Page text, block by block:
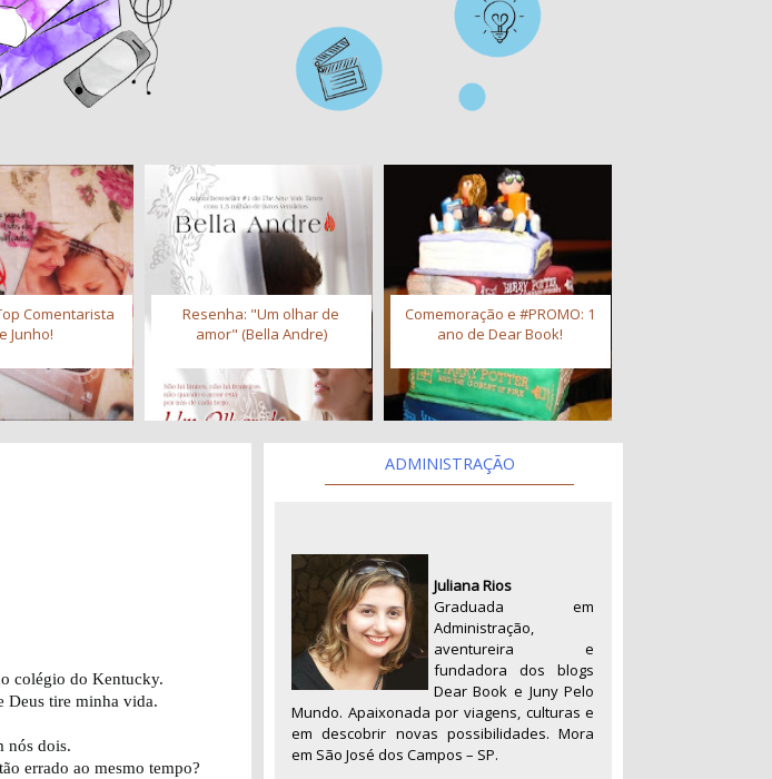
Comentarista
Junho!
Resenha: "Um olhar de
amor" (Bella Andre)
Comemoração e #PROMO: 1
ano de Dear Book!
colégio do Kentucky.
Deus tire minha vida.
nós dois.
errado ao mesmo tempo?
ADMINISTRAÇÃO
Juliana Rios
Graduada em
Administração,
aventureira e
fundadora dos blogs
Dear Book e Juny Pelo
Mundo. Apaixonada por viagens, culturas e
em descobrir novas possibilidades. Mora
em São José dos Campos – SP.